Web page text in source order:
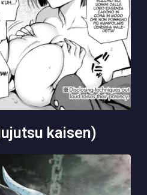
kaisen)